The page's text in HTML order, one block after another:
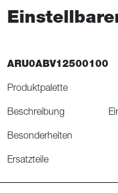
ARU0ABV12500100
Produktpalette
Beschreibung
Besonderheiten
Ersatzteile